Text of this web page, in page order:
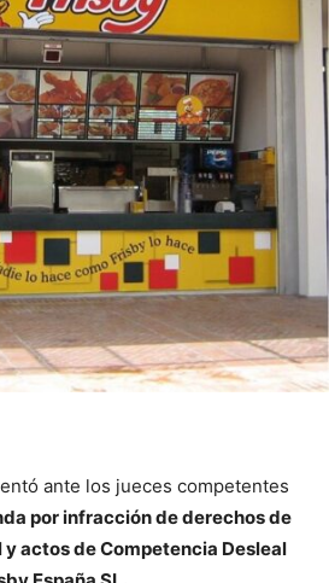
ante los jueces competentes
por infracción de derechos de
actos de Competencia Desleal